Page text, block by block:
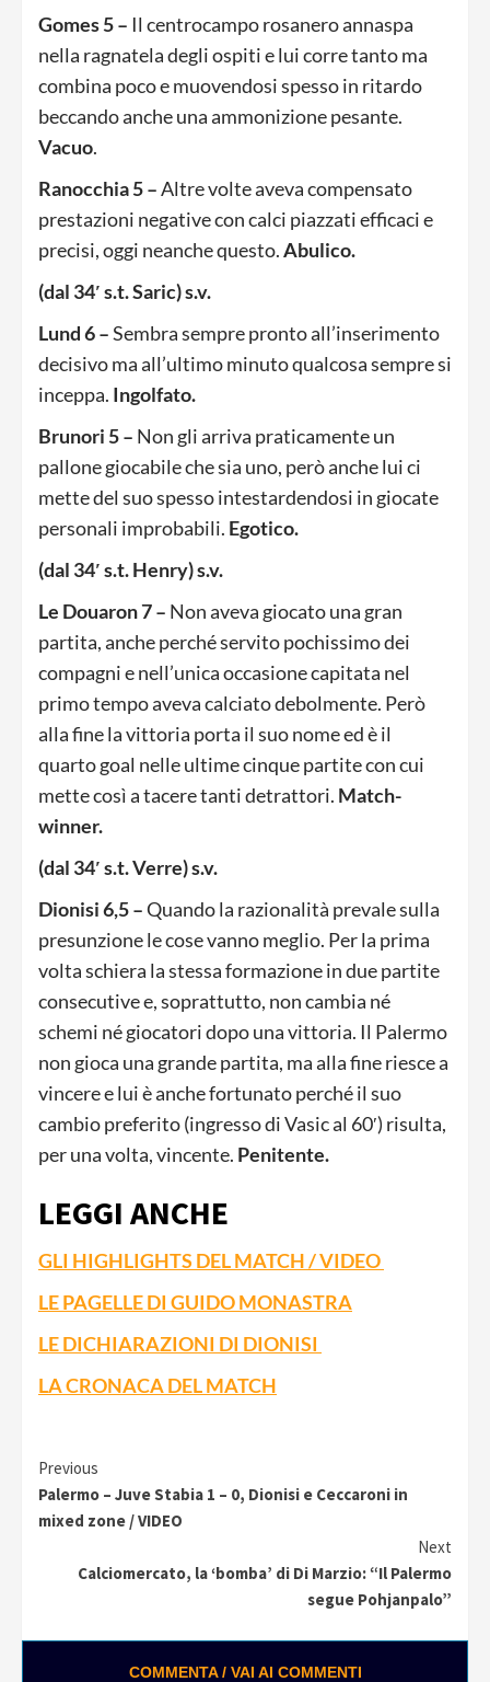
Gomes 5 – Il centrocampo rosanero annaspa
nella ragnatela degli ospiti e lui corre tanto ma
combina poco e muovendosi spesso in ritardo
beccando anche una ammonizione pesante.
Vacuo.
Ranocchia 5 –Altre volte aveva compensato
prestazioni negative con calci piazzati efficaci e
precisi, oggi neanche questo.Abulico.
(dal 34′ s.t. Saric) s.v.
Lund 6 –Sembra sempre pronto all’inserimento
decisivo ma all’ultimo minuto qualcosa sempre si
inceppa. Ingolfato.
Brunori 5 – Non gli arriva praticamente un
pallone giocabile che sia uno, però anche lui ci
mette del suo spesso intestardendosi in giocate
personali improbabili. Egotico.
(dal 34′ s.t. Henry) s.v.
Le Douaron 7 – Non aveva giocato una gran
partita, anche perché servito pochissimo dei
compagni e nell’unica occasione capitata nel
primo tempo aveva calciato debolmente. Però
alla fine la vittoria porta il suo nome ed è il
quarto goal nelle ultime cinque partite con cui
mette così a tacere tanti detrattori. Match-
winner.
(dal 34′ s.t. Verre) s.v.
Dionisi 6,5 –Quando la razionalità prevale sulla
presunzione le cose vanno meglio. Per la prima
volta schiera la stessa formazione in due partite
consecutive e, soprattutto, non cambia né
schemi né giocatori dopo una vittoria. Il Palermo
non gioca una grande partita, ma alla fine riesce a
vincere e lui è anche fortunato perché il suo
cambio preferito (ingresso di Vasic al 60′) risulta,
per una volta, vincente. Penitente.
LEGGI ANCHE
GLI HIGHLIGHTS DEL MATCH / VIDEO
LE PAGELLE DI GUIDO MONASTRA
LE DICHIARAZIONI DI DIONISI
LA CRONACA DEL MATCH
Continue
Reading
Previous
Palermo – Juve Stabia 1 – 0, Dionisi e Ceccaroni in
mixed zone / VIDEO
Next
Calciomercato, la ‘bomba’ di Di Marzio: “Il Palermo
segue Pohjanpalo”
COMMENTA / VAI AI COMMENTI